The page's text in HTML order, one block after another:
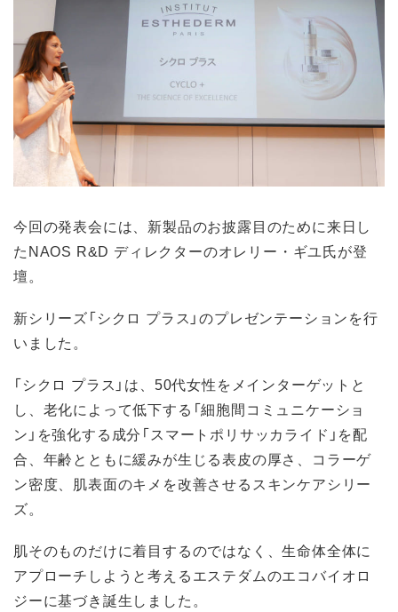
今回の発表会には、新製品のお披露目のために来日し
たNAOS R&D ディレクターのオレリー・ギユ氏が登
壇。
新シリーズ「シクロ プラス」のプレゼンテーションを行
いました。
「シクロ プラス」は、50代女性をメインターゲットと
し、老化によって低下する「細胞間コミュニケーショ
ン」を強化する成分「スマートポリサッカライド」を配
合、年齢とともに緩みが生じる表皮の厚さ、コラーゲ
ン密度、肌表面のキメを改善させるスキンケアシリー
ズ。
肌そのものだけに着目するのではなく、生命体全体に
アプローチしようと考えるエステダムのエコバイオロ
ジーに基づき誕生しました。